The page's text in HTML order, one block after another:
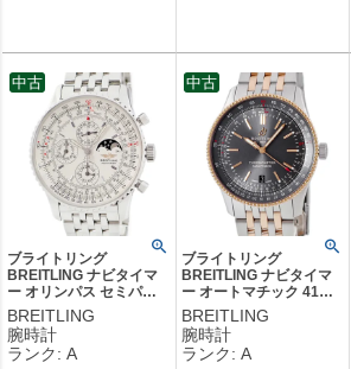
ブライトリング
BREITLING ナビタイマ
ー オリンパス セミパー
ペチュアルカレンダー
A190G12NP A19340 月
相 メンズ 腕時計自動巻
き シルバー 【中古】中
BREITLING
腕時計
ランク: A
中古
ブライトリング
BREITLING ナビタイマ
ー オートマチック 41
U17326121M1U1
U17326 K18RG×SS コ
ンビ グレー メンズ 腕時
計自動巻き グレー 【中
BREITLING
腕時計
ランク: A
中古